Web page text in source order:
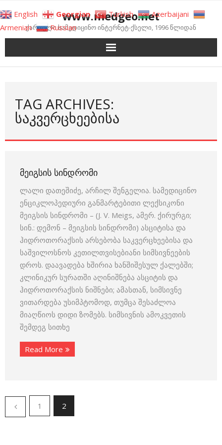
to
content
www.medgeo.net
ქართული სამედიცინო ინტერნეტ-ქსელი, 1996 წლიდან
TAG ARCHIVES:
ᲡᲐᲙᲕᲔᲠᲪᲮᲔᲔᲑᲘᲡᲐ
ᲛᲔᲘᲒᲡᲘᲡ ᲡᲘᲜᲓᲠᲝᲛᲘ
ლალი დათეშიძე, არჩილ შენგელია. სამედიცინო
ენციკლოპედიური განმარტებითი ლექსიკონი
მეიგსის სინდრომი – (J. V. Meigs, ამერ. ქირურგი;
სინ.: დემონ – მეიგსის სინდრომი) ასციტისა და
ჰიდროთორაქსის არსებობა საკვერცხეებისა და
საშვილოსნოს კეთილთვისებიანი სიმსივნეების
დროს. დაავადება ხშირია ხანშიშესულ ქალებში;
კლინიკურ სურათში აღინიშნება ასციტის და
ჰიდროთორაქსის ნიშნები; ამასთან, სიმსივნე
ვითარდება უსიმპტომოდ, თუმცა შესაძლოა
მიაღწიოს დიდი ზომებს. სიმსივნის ამოკვეთის
შემდეგ სითხე
Read More
1 2
English Georgian Turkish
Azerbaijani
Armenian
Russian